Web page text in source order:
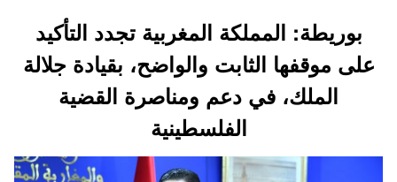
بوريطة: المملكة المغربية تجدد التأكيد
على موقفها الثابت والواضح، بقيادة جلالة
الملك، في دعم ومناصرة القضية
الفلسطينية